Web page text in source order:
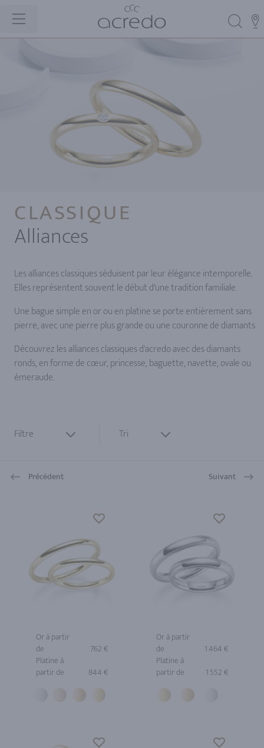
CLASSIQUE
Alliances
Les alliances classiques séduisent par leur élégance intemporelle.
Elles représentent souvent le début d'une tradition familiale.
Une bague simple en or ou en platine se porte entièrement sans
pierre, avec une pierre plus grande ou une couronne de diamants.
Découvrez les alliances classiques d'acredo avec des diamants
ronds, en forme de cœur, princesse, baguette, navette, ovale ou
émeraude.
Filtre Tri
Précédent Suivant
Or à partir
de
762 €
Platine à
partir de
844 €
Or à partir
de
1 464 €
Platine à
partir de
1 552 €